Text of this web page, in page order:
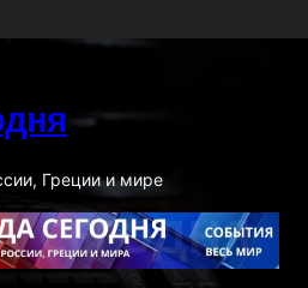
Греции и мире